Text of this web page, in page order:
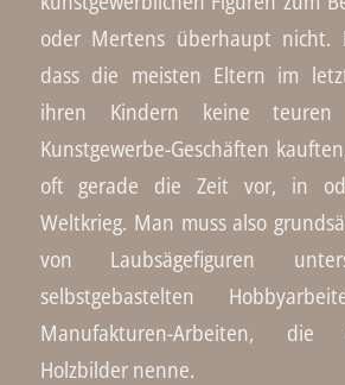
oder Mertens überhaupt nicht.
dass die meisten Eltern im
ihren Kindern keine teuren
Kunstgewerbe-Geschäften
oft gerade die Zeit vor, in
Weltkrieg. Man muss also
von Laubsägefiguren
selbstgebastelten
Manufakturen-Arbeiten,
Holzbilder nenne.